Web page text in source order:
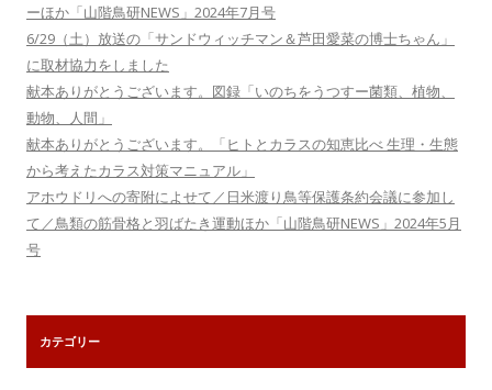
ーほか「山階鳥研NEWS」2024年7月号
6/29（土）放送の「サンドウィッチマン＆芦田愛菜の博士ちゃん」
に取材協力をしました
献本ありがとうございます。図録「いのちをうつすー菌類、植物、
動物、人間」
献本ありがとうございます。「ヒトとカラスの知恵比べ 生理・生態
から考えたカラス対策マニュアル」
アホウドリへの寄附によせて／日米渡り鳥等保護条約会議に参加し
て／鳥類の筋骨格と羽ばたき運動ほか「山階鳥研NEWS」2024年5月
号
カテゴリー